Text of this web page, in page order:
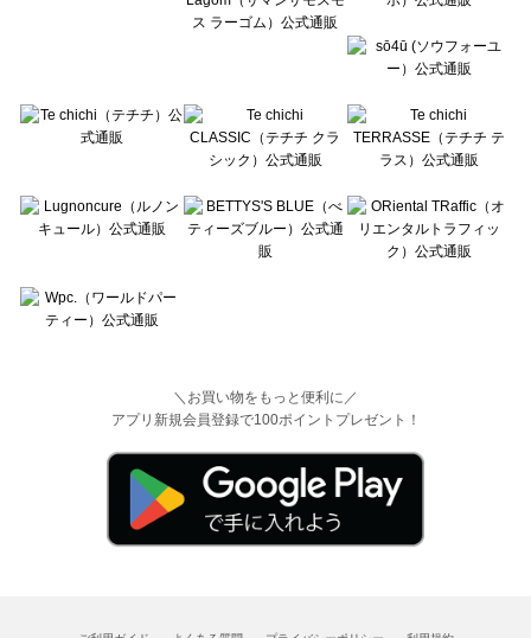
＼お買い物をもっと便利に／
アプリ新規会員登録で100ポイントプレゼント！